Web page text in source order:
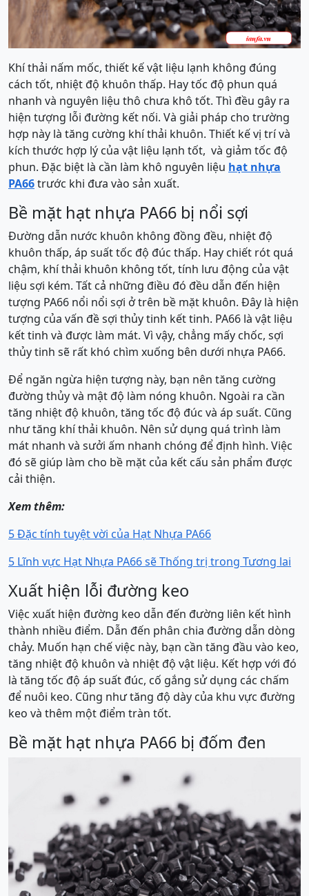
Khí thải nấm mốc, thiết kế vật liệu lạnh không đúng
cách tốt, nhiệt độ khuôn thấp. Hay tốc độ phun quá
nhanh và nguyên liệu thô chưa khô tốt. Thì đều gây ra
hiện tượng lỗi đường kết nối. Và giải pháp cho trường
hợp này là tăng cường khí thải khuôn. Thiết kế vị trí và
kích thước hợp lý của vật liệu lạnh tốt, và giảm tốc độ
phun. Đặc biệt là cần làm khô nguyên liệu hạt nhựa
PA66trước khi đưa vào sản xuất.
Bề mặt hạt nhựa PA66 bị nổi sợi
Đường dẫn nước khuôn không đồng đều, nhiệt độ
khuôn thấp, áp suất tốc độ đúc thấp. Hay chiết rót quá
chậm, khí thải khuôn không tốt, tính lưu động của vật
liệu sợi kém. Tất cả những điều đó đều dẫn đến hiện
tượng PA66 nổi nổi sợi ở trên bề mặt khuôn. Đây là hiện
tượng của vấn đề sợi thủy tinh kết tinh. PA66 là vật liệu
kết tinh và được làm mát. Vì vậy, chẳng mấy chốc, sợi
thủy tinh sẽ rất khó chìm xuống bên dưới nhựa PA66.
Để ngăn ngừa hiện tượng này, bạn nên tăng cường
đường thủy và mật độ làm nóng khuôn. Ngoài ra cần
tăng nhiệt độ khuôn, tăng tốc độ đúc và áp suất. Cũng
như tăng khí thải khuôn. Nên sử dụng quá trình làm
mát nhanh và sưởi ấm nhanh chóng để định hình. Việc
đó sẽ giúp làm cho bề mặt của kết cấu sản phẩm được
cải thiện.
Xem thêm:
5 Đặc tính tuyệt vời của Hạt Nhựa PA66
5 Lĩnh vực Hạt Nhựa PA66 sẽ Thống trị trong Tương lai
Xuất hiện lỗi đường keo
Việc xuất hiện đường keo dẫn đến đường liên kết hình
thành nhiều điểm. Dẫn đến phân chia đường dẫn dòng
chảy. Muốn hạn chế việc này, bạn cần tăng đầu vào keo,
tăng nhiệt độ khuôn và nhiệt độ vật liệu. Kết hợp với đó
là tăng tốc độ áp suất đúc, cố gắng sử dụng các chấm
để nuôi keo. Cũng như tăng độ dày của khu vực đường
keo và thêm một điểm tràn tốt.
Bề mặt hạt nhựa PA66 bị đốm đen